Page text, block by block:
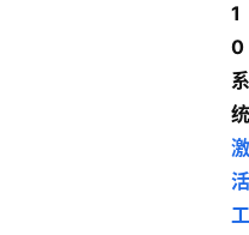
1
0
系
统
激
活
工